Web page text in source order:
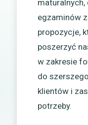
egzaminów
propozycje,
poszerzyć
w zakresie
do
klientów i
potrzeby.